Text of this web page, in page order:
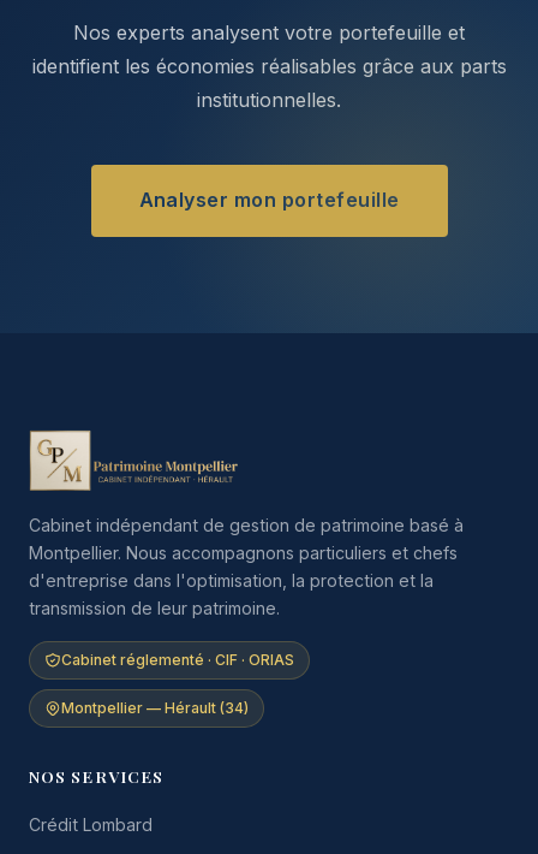
Nos experts analysent votre portefeuille et
identifient les économies réalisables grâce aux parts
institutionnelles.
Analyser mon portefeuille
Cabinet indépendant de gestion de patrimoine basé à
Montpellier. Nous accompagnons particuliers et chefs
d'entreprise dans l'optimisation, la protection et la
transmission de leur patrimoine.
Cabinet réglementé · CIF · ORIAS
Montpellier — Hérault (34)
NOS SERVICES
Crédit Lombard